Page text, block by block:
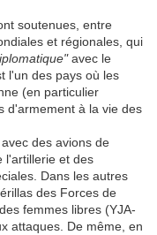
soutenues, entre
et régionales, qui
avec le
l'un des pays où les
(en particulier
d'armement à la vie des
des avions de
l'artillerie et des
Dans les autres
des Forces de
femmes libres (YJA-
attaques. De même, en